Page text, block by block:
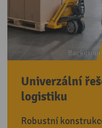
Univerzální
logistiku
Robustní